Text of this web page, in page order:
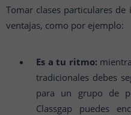
Tomar clases particulares
ventajas, como por ejemplo:
Es a tu ritmo:
tradicionales debes
para un grupo de
Classgap puedes